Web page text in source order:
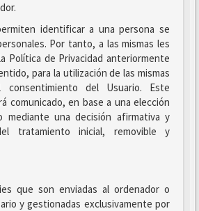
identificar a una persona se
Por tanto, a las mismas les
Política de Privacidad anteriormente
para la utilización de las mismas
consentimiento del Usuario. Este
comunicado, en base a una elección
mediante una decisión afirmativa y
tratamiento inicial, removible y
que son enviadas al ordenador o
y gestionadas exclusivamente por